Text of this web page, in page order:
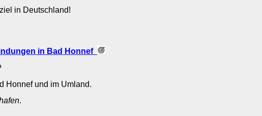
in Deutschland!
in Bad Honnef
Honnef und im Umland.
.